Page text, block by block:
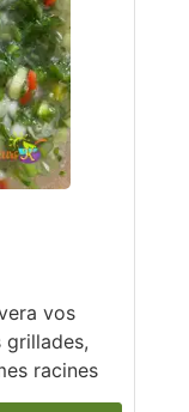
vos
racines